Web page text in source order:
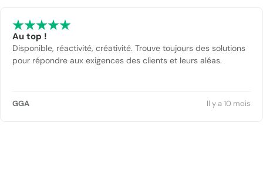
Au top !
Disponible, réactivité, créativité. Trouve toujours des solutions
pour répondre aux exigences des clients et leurs aléas.
GGA Il y a 10 mois